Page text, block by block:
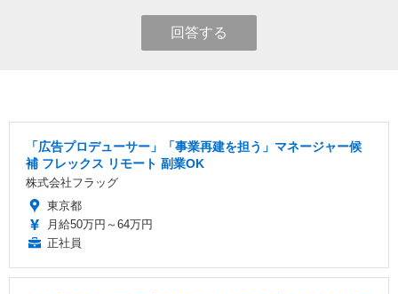
回答する
「広告プロデューサー」「事業再建を担う」マネージャー候
補 フレックス リモート 副業OK
株式会社フラッグ
東京都
月給50万円～64万円
正社員